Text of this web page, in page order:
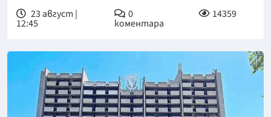
23 август |
12:45
0
коментара
14359